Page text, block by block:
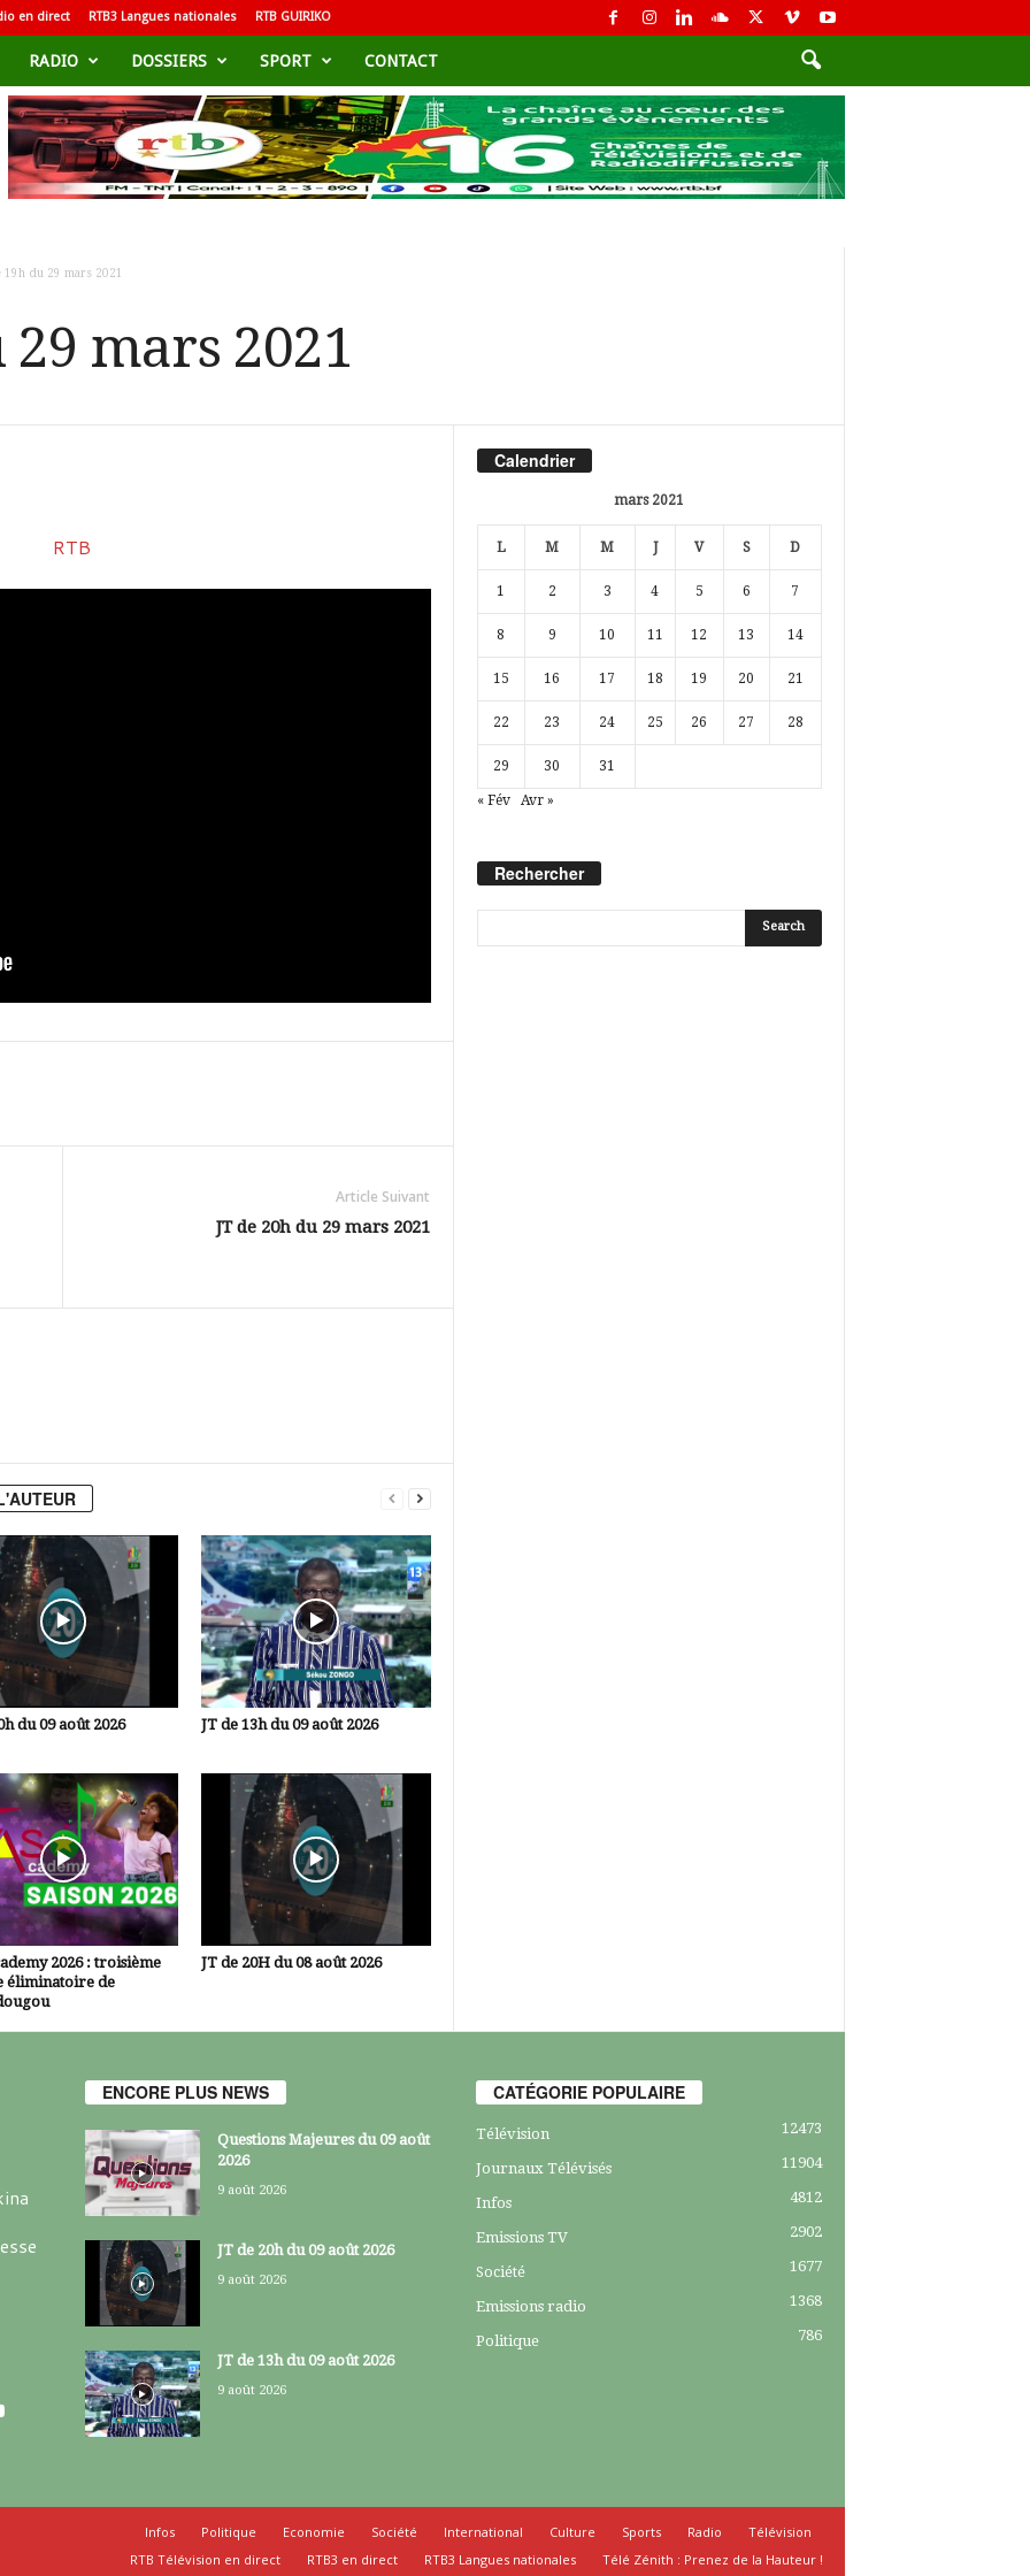
en direct RTB3 Langues nationales RTB GUIRIKO
RADIO DOSSIERS SPORT CONTACT
19h du 29 mars 2021
29 mars 2021
Article Suivant
JT de 20h du 29 mars 2021
du 09 août 2026 JT de 13h du 09 août 2026
2026 : troisième
éliminatoire de
JT de 20H du 08 août 2026
Calendrier
mars 2021
L M M J V S D
1 2 3 4 5 6 7
8 9 10 11 12 13 14
15 16 17 18 19 20 21
22 23 24 25 26 27 28
29 30 31
« Fév Avr »
Rechercher
ENCORE PLUS NEWS
Questions Majeures du 09 août
2026
9 août 2026
JT de 20h du 09 août 2026
9 août 2026
JT de 13h du 09 août 2026
9 août 2026
CATÉGORIE POPULAIRE
Télévision 12473
Journaux Télévisés 11904
Infos 4812
Emissions TV 2902
Société 1677
Emissions radio 1368
Politique 786
Infos Politique Economie Société International Culture Sports Radio
Télévision
RTB Télévision en direct
RTB3 en direct RTB3 Langues nationales Télé Zénith : Prenez de la Hauteur !